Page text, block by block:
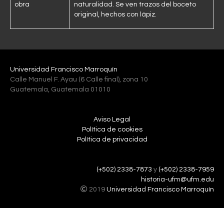
obra
naturalidad. Se ven trazos del boceto
original, hechos con lápiz.
Universidad Francisco Marroquín
Calle Manuel F. Ayau (6 Calle final), zona 10
Guatemala, Guatemala 01010
Aviso Legal
Política de cookies
Política de privacidad
(+502) 2338-7873 y (+502) 2338-7959
historia-ufm@ufm.edu
2019 Universidad Francisco Marroquín